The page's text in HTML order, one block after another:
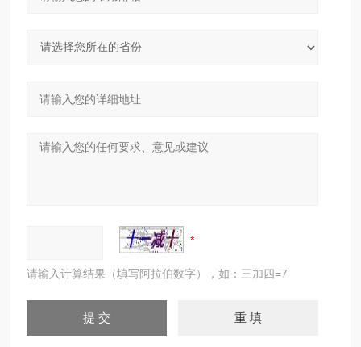
请输入计算结果（填写阿拉伯数字），如：三加四=7